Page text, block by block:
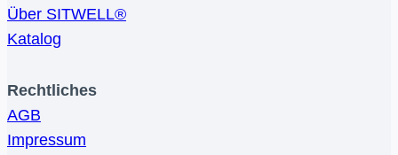
Über SITWELL®
Katalog
Rechtliches
AGB
Impressum